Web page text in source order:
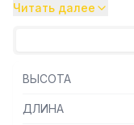
— Диапазон
агломерата
— Охлаждаемая
— Закаленное стекло
Читать далее
ВЫСОТА
ДЛИНА